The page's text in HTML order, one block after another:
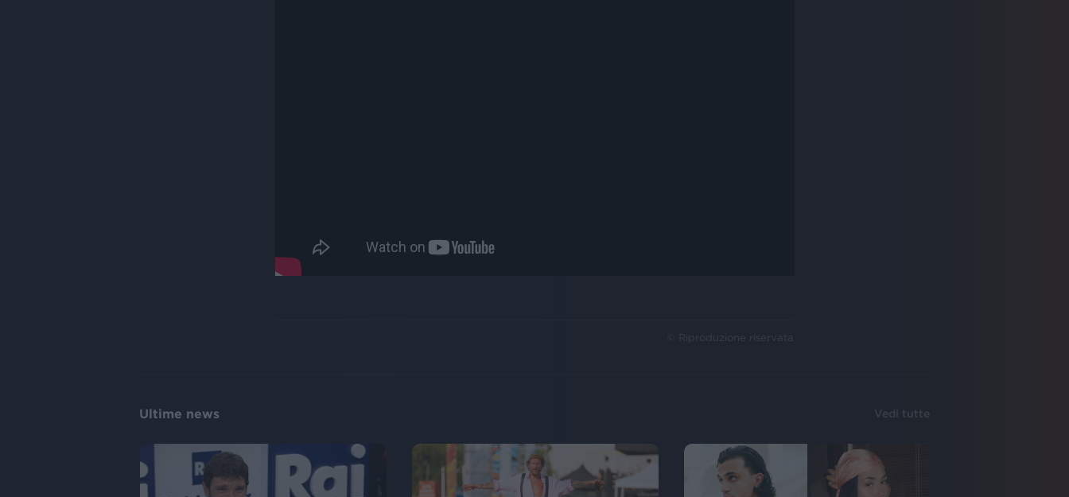
© Riproduzione riservata
Ultime news Vedi tutte